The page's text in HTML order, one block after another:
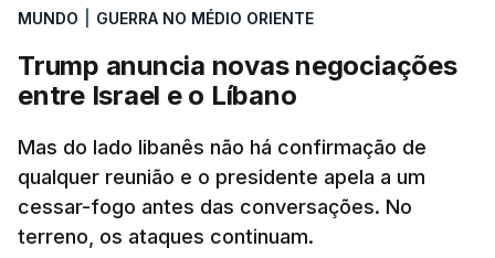
MUNDO GUERRA NO MÉDIO ORIENTE
Trump anuncia novas negociações
entre Israel e o Líbano
Mas do lado libanês não há confirmação de
qualquer reunião e o presidente apela a um
cessar-fogo antes das conversações. No
terreno, os ataques continuam.